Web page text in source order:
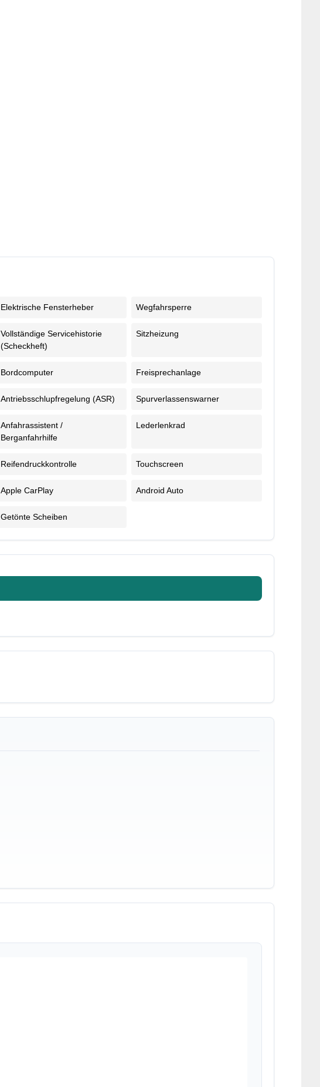
Elektrische Fensterheber Wegfahrsperre
Vollständige Servicehistorie
(Scheckheft)
Sitzheizung
Bordcomputer Freisprechanlage
Antriebsschlupfregelung (ASR) Spurverlassenswarner
Anfahrassistent /
Berganfahrhilfe
Lederlenkrad
Reifendruckkontrolle Touchscreen
Apple CarPlay Android Auto
Getönte Scheiben